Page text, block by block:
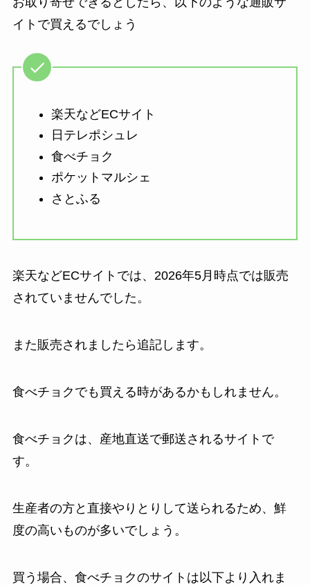
イトで買えるでしょう
楽天などECサイト
日テレポシュレ
食べチョク
ポケットマルシェ
さとふる
楽天などECサイトでは、2026年5月時点では販売
されていませんでした。
また販売されましたら追記します。
食べチョクでも買える時があるかもしれません。
食べチョクは、産地直送で郵送されるサイトで
す。
生産者の方と直接やりとりして送られるため、鮮
度の高いものが多いでしょう。
買う場合、食べチョクのサイトは以下より入れま